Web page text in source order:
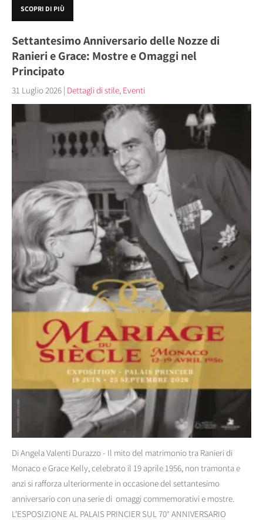
SCOPRI DI PIÙ
Settantesimo Anniversario delle Nozze di
Ranieri e Grace: Mostre e Omaggi nel
Principato
31 Luglio 2026 | Dettagli di stile, Eventi
Di Angela Valenti Durazzo - Il mito del matrimonio tra Ranieri di
Monaco e Grace Kelly, celebrato il 19 aprile 1956, non tramonta e
anzi si rafforza ulteriormente in occasione del settantesimo
anniversario con una serie di omaggi commemorativi e mostre.
L'ESPOSIZIONE AL PALAIS PRINCIER SUL 70° ANNIVERSARIO